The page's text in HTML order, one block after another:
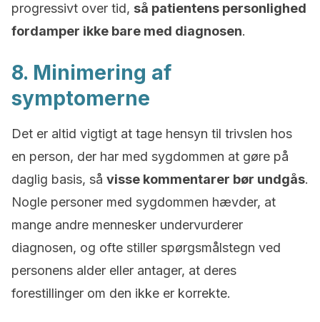
progressivt over tid, så patientens personlighed
fordamper ikke bare med diagnosen.
8. Minimering af
symptomerne
Det er altid vigtigt at tage hensyn til trivslen hos
en person, der har med sygdommen at gøre på
daglig basis, så visse kommentarer bør undgås.
Nogle personer med sygdommen hævder, at
mange andre mennesker undervurderer
diagnosen, og ofte stiller spørgsmålstegn ved
personens alder eller antager, at deres
forestillinger om den ikke er korrekte.